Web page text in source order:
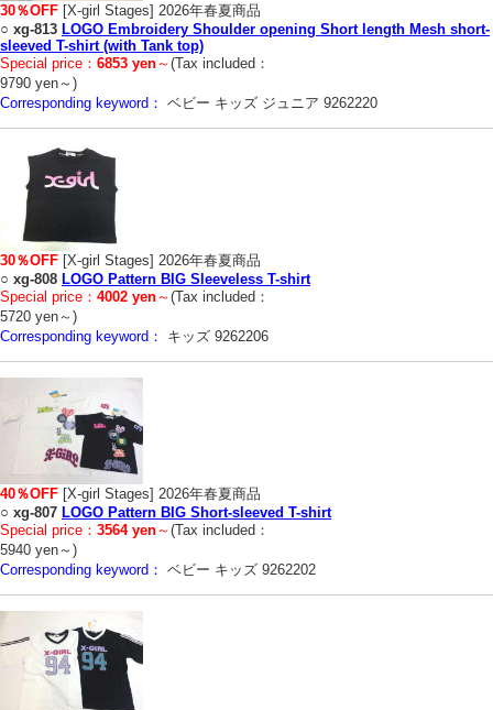
30％OFF [X-girl Stages] 2026年春夏商品
○ xg-813 LOGO Embroidery Shoulder opening Short length Mesh short-
sleeved T-shirt (with Tank top)
Special price： 6853 yen～(Tax included：
9790 yen～)
Corresponding keyword： ベビー キッズ ジュニア 9262220
30％OFF [X-girl Stages] 2026年春夏商品
○ xg-808 LOGO Pattern BIG Sleeveless T-shirt
Special price： 4002 yen～(Tax included：
5720 yen～)
Corresponding keyword：
キッズ 9262206
40％OFF [X-girl Stages] 2026年春夏商品
○ xg-807 LOGO Pattern BIG Short-sleeved T-shirt
Special price： 3564 yen～(Tax included：
5940 yen～)
Corresponding keyword： ベビー キッズ 9262202